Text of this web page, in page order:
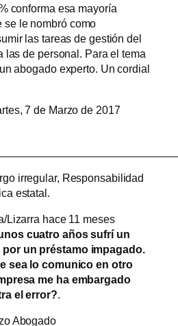
conforma esa mayoría
se le nombró como
las tareas de gestión del
las de personal. Para el tema
abogado experto. Un cordial
7 de Marzo de 2017
irregular, Responsabilidad
estatal.
Lizarra hace 11 meses
cuatro años sufrí un
un préstamo impagado.
sea lo comunico en otro
me ha embargado
el error?.
Abogado